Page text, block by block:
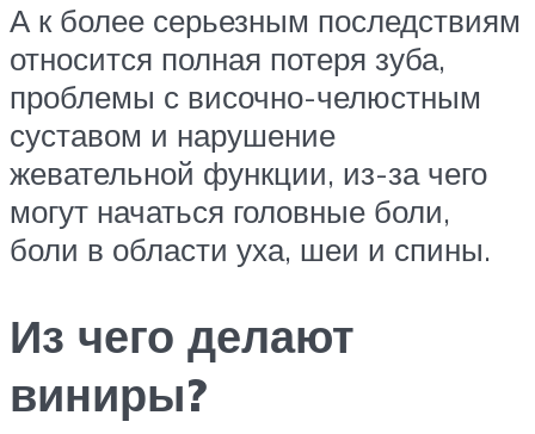
А к более серьезным последствиям
относится полная потеря зуба,
проблемы с височно-челюстным
суставом и нарушение
жевательной функции, из-за чего
могут начаться головные боли,
боли в области уха, шеи и спины.
Из чего делают
виниры?